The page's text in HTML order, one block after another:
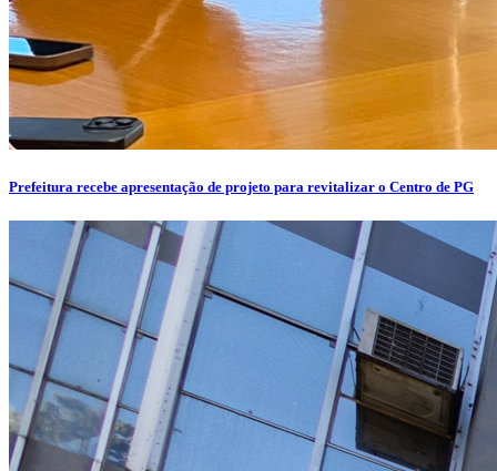
Prefeitura recebe apresentação de projeto para revitalizar o Centro de PG